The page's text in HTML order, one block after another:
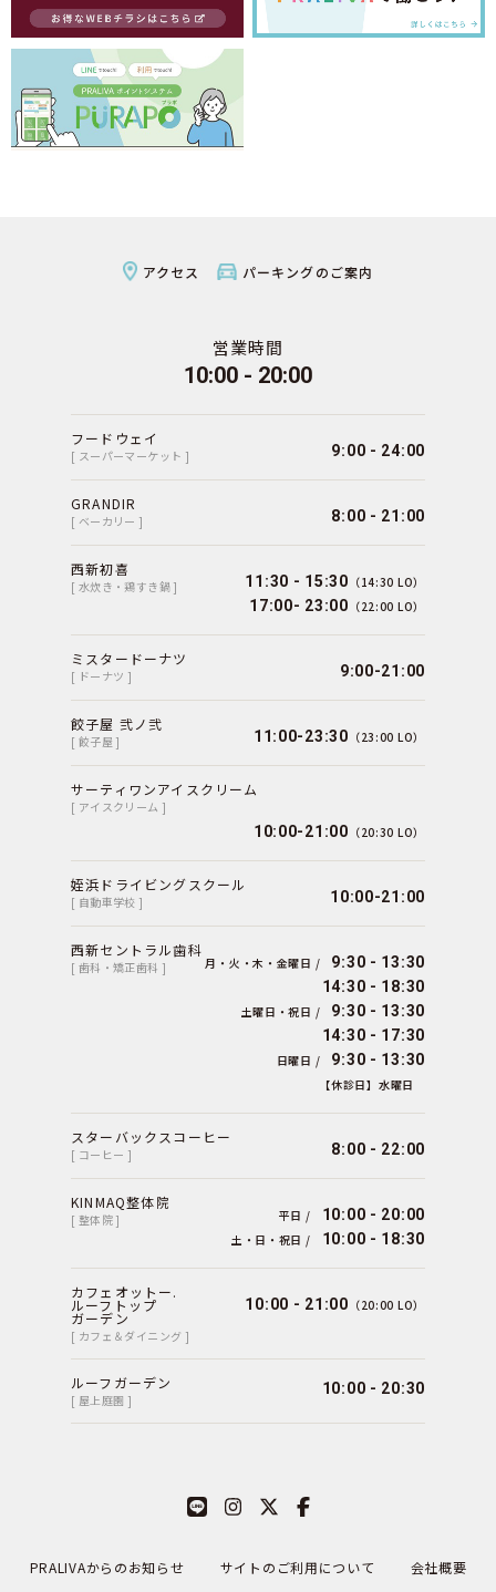
アクセス パーキングのご案内
営業時間
10:00 - 20:00
フードウェイ
[ スーパーマーケット ] 9:00 - 24:00
GRANDIR
[ ベーカリー ] 8:00 - 21:00
西新初喜
[ 水炊き・鶏すき鍋 ] 11:30 - 15:30 （14:30 LO）
17:00- 23:00 （22:00 LO）
ミスタードーナツ
[ ドーナツ ] 9:00-21:00
餃子屋 弐ノ弐
[ 餃子屋 ] 11:00-23:30 （23:00 LO）
サーティワンアイスクリーム
[ アイスクリーム ]
10:00-21:00 （20:30 LO）
姪浜ドライビングスクール
[ 自動車学校 ] 10:00-21:00
西新セントラル歯科
[ 歯科・矯正歯科 ] 月・火・木・金曜日 /
9:30 - 13:30
14:30 - 18:30
土曜日・祝日 /
9:30 - 13:30
14:30 - 17:30
日曜日 / 9:30 - 13:30
【休診日】水曜日
スターバックスコーヒー
[ コーヒー ] 8:00 - 22:00
KINMAQ整体院
[ 整体院 ] 平日 / 10:00 - 20:00
土・日・祝日 / 10:00 - 18:30
カフェオットー.
ルーフトップ
ガーデン
[ カフェ＆ダイニング ]
10:00 - 21:00 （20:00 LO）
ルーフガーデン
[ 屋上庭園 ]
10:00 - 20:30
PRALIVAからのお知らせ サイトのご利用について
会社概要